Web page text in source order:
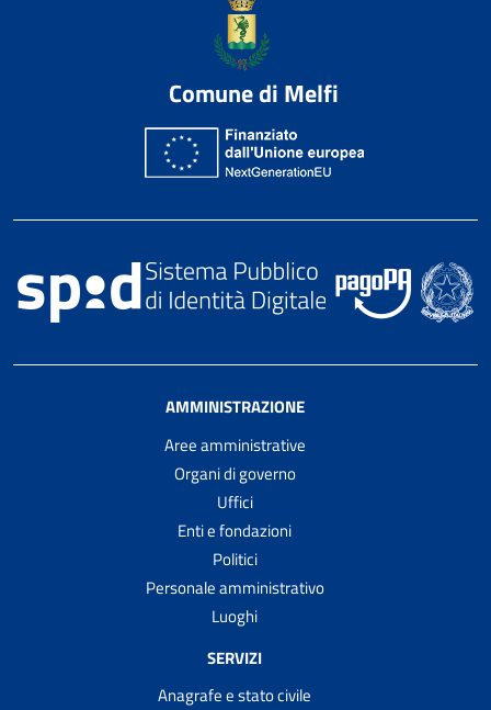
Comune di Melfi
AMMINISTRAZIONE
Aree amministrative
Organi di governo
Uffici
Enti e fondazioni
Politici
Personale amministrativo
Luoghi
SERVIZI
Anagrafe e stato civile